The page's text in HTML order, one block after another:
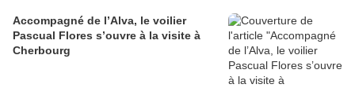
Accompagné de l’Alva, le voilier
Pascual Flores s’ouvre à la visite à
Cherbourg